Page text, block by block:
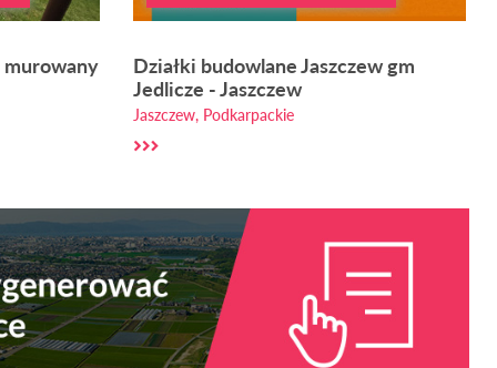
murowany
Działki budowlane Jaszczew gm
Jedlicze - Jaszczew
Jaszczew, Podkarpackie